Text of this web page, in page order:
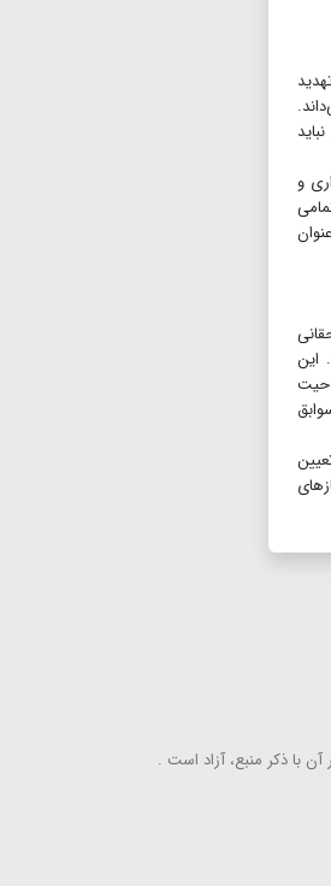
و
این
تعیین
با ذكر منبع، آزاد است .